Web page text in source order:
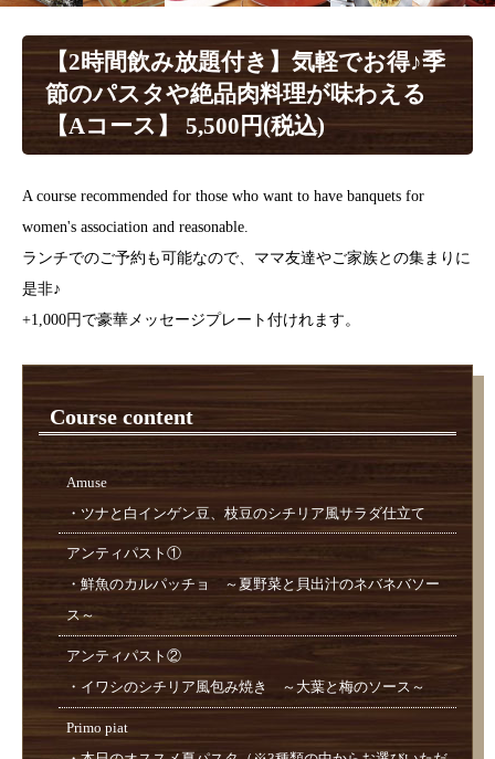
【2時間飲み放題付き】気軽でお得♪季
節のパスタや絶品肉料理が味わえる
【Aコース】 5,500円(税込)
A course recommended for those who want to have banquets for
women's association and reasonable.
ランチでのご予約も可能なので、ママ友達やご家族との集まりに
是非♪
+1,000円で豪華メッセージプレート付けれます。
Course content
Amuse
・ツナと白インゲン豆、枝豆のシチリア風サラダ仕立て
アンティパスト①
・鮮魚のカルパッチョ ～夏野菜と貝出汁のネバネバソー
ス～
アンティパスト②
・イワシのシチリア風包み焼き ～大葉と梅のソース～
Primo piat